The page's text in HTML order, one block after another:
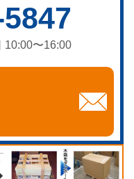
10:00〜16:00